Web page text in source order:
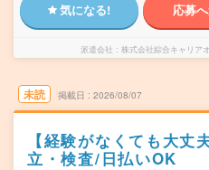
気になる! 応募
派遣会社 株式会社綜合キャリア
未読 掲載日 2026/08/07
【経験がなくても大丈
立・検査/日払いOK